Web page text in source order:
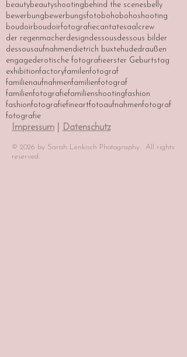
beautybeautyshootingbehind the scenesbelly
bewerbungbewerbungsfotobohobohoshooting
boudoirboudoirfotografiecantatesaalcrew
der regenmacherdesigndessousdessous bilder
dessousaufnahmendietrich buxtehudedraußen
engagederotische fotografieerster Geburtstag
exhibitionfactoryfamilenfotograf
familienaufnahmenfamilienfotograf
familienfotografiefamilienshootingfashion
fashionfotografiefineartfotoaufnahmenfotograf
fotografie
Impressum Datenschutz
© 2026 by Sarah Lenkisch Photography. All rights
reserved.